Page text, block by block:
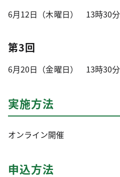
6月12日（木曜日） 13時30分
第3回
6月20日（金曜日） 13時30分
実施方法
オンライン開催
申込方法